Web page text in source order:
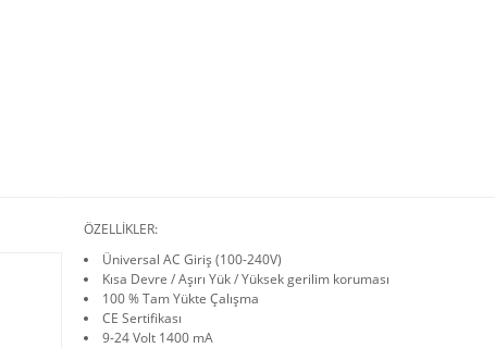
ÖZELLİKLER:
Üniversal AC Giriş (100-240V)
Kısa Devre / Aşırı Yük / Yüksek gerilim koruması
100 % Tam Yükte Çalışma
CE Sertifikası
9-24 Volt 1400 mA